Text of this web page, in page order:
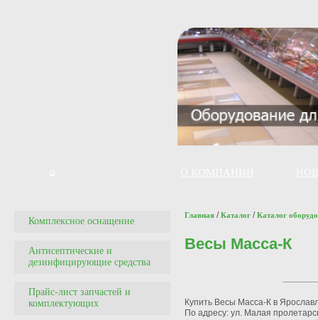
Комплексное оснащение
Антисептические и
дезинфицирующие средства
Прайс-лист запчастей и
комплектующих
Главная /Каталог /Каталог
Весы Масса-К
Купить Весы Масса-К в
По адресу: ул. Малая